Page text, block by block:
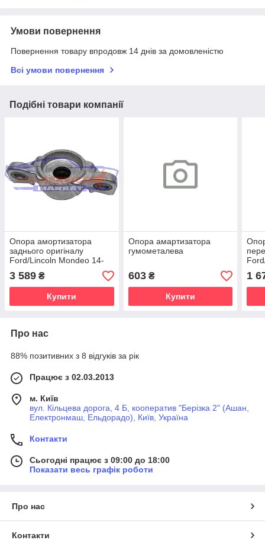
Умови повернення
Повернення товару впродовж 14 днів за домовленістю
Всі умови повернення
Подібні товари компанії
Опора амортизатора
заднього оригіналу
Ford/Lincoln Mondeo 14-
19, Fusion USA 13-20,
MKZ 13-20
3 589 ₴
Купити
Опора амартизатора
гумометалева
603₴
Купити
1
Про нас
88% позитивних з 8 відгуків за рік
Працює з 02.03.2013
м. Київ
вул. Кільцева дорога, 4 Б, кооператив "Берізка 2" (Ашан,
Електронмаш, Ельдорадо), Київ, Україна
Контакти
Сьогодні працює з 09:00 до 18:00
Показати весь графік роботи
Про нас
Контакти